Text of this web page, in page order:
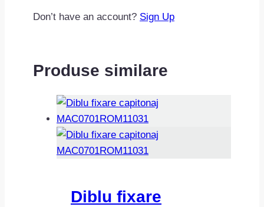
Don’t have an account? Sign Up
Produse similare
Diblu fixare